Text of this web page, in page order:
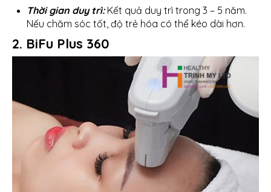
Thời gian duy trì:Kết quả duy trì trong 3 – 5 năm.
Nếu chăm sóc tốt, độ trẻ hóa có thể kéo dài hơn.
2. BiFu Plus 360